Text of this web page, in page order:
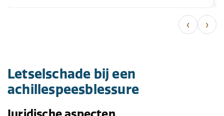
‹ ›
Letselschade bij een
achillespeesblessure